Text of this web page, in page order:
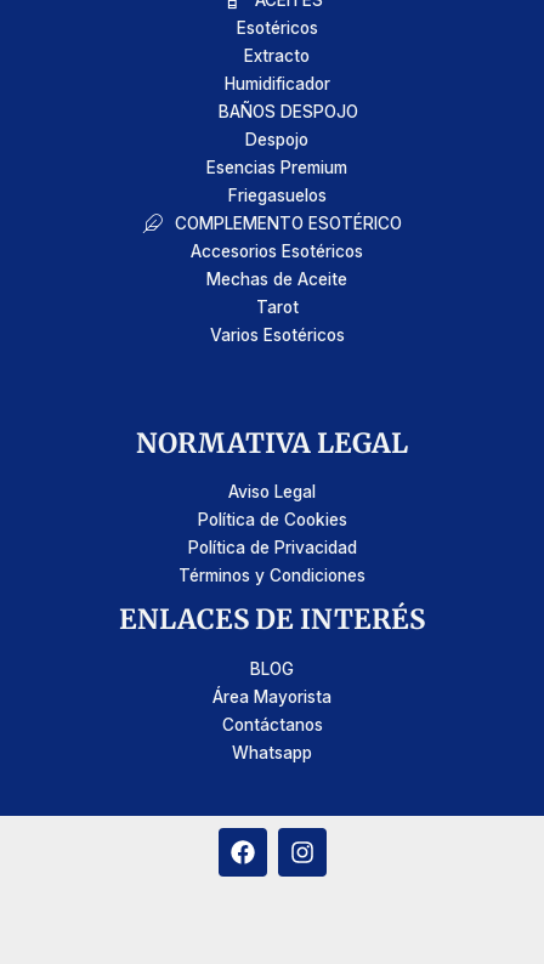
Esotéricos
Extracto
Humidificador
BAÑOS DESPOJO
Despojo
Esencias Premium
Friegasuelos
COMPLEMENTO ESOTÉRICO
Accesorios Esotéricos
Mechas de Aceite
Tarot
Varios Esotéricos
NORMATIVA LEGAL
Aviso Legal
Política de Cookies
Política de Privacidad
Términos y Condiciones
ENLACES DE INTERÉS
BLOG
Área Mayorista
Contáctanos
Whatsapp
F
a
I
n